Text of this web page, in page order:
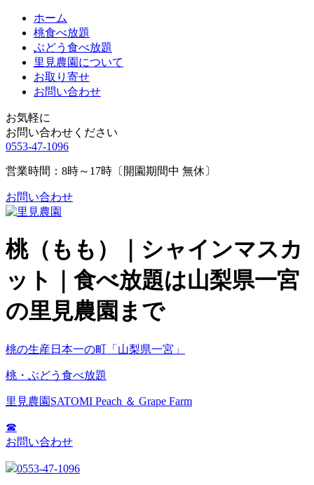
ホーム
桃食べ放題
ぶどう食べ放題
里見農園について
お取り寄せ
お問い合わせ
お気軽に
お問い合わせください
0553-47-1096
営業時間：8時～17時〔開園期間中 無休〕
お問い合わせ
桃（もも）｜シャインマスカ
ット｜食べ放題は山梨県一宮
の里見農園まで
桃の生産日本一の町「山梨県一宮」
桃・ぶどう食べ放題
里見農園 SATOMI Peach ＆ Grape Farm
☎
お問い合わせ
0553-47-1096